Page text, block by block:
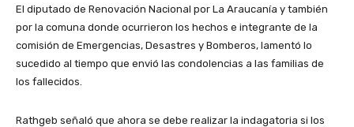
El diputado de Renovación Nacional por La Araucanía y también
por la comuna donde ocurrieron los hechos e integrante de la
comisión de Emergencias, Desastres y Bomberos, lamentó lo
sucedido al tiempo que envió las condolencias a las familias de
los fallecidos.
Rathgeb señaló que ahora se debe realizar la indagatoria si los